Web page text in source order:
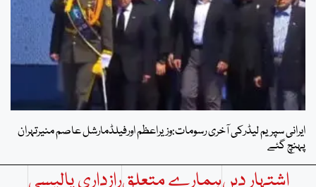
ایرانی سپریم لیڈرکی آخری رسومات:وزیراعظم اورفیلڈمارشل عاصم منیرتہران
پہنچ گئے
اشتہار دیںہمارے متعلقرازداری پالیسی